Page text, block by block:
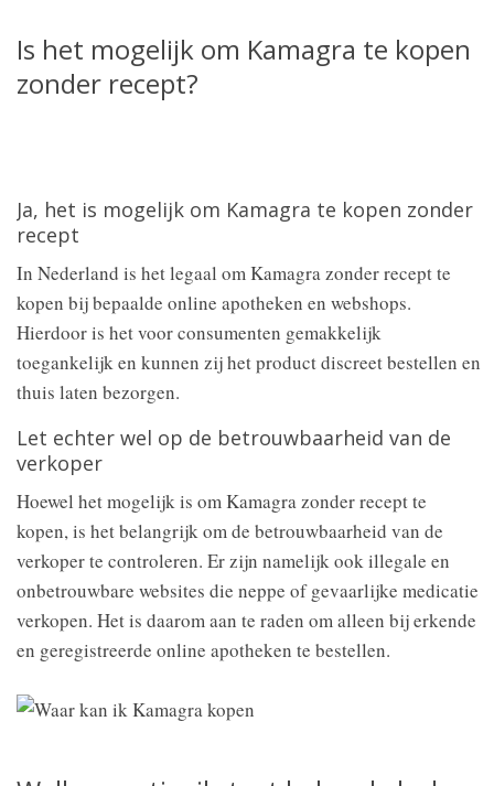
Is het mogelijk om Kamagra te kopen
zonder recept?
Ja, het is mogelijk om Kamagra te kopen zonder
recept
In Nederland is het legaal om Kamagra zonder recept te
kopen bij bepaalde online apotheken en webshops.
Hierdoor is het voor consumenten gemakkelijk
toegankelijk en kunnen zij het product discreet bestellen en
thuis laten bezorgen.
Let echter wel op de betrouwbaarheid van de
verkoper
Hoewel het mogelijk is om Kamagra zonder recept te
kopen, is het belangrijk om de betrouwbaarheid van de
verkoper te controleren. Er zijn namelijk ook illegale en
onbetrouwbare websites die neppe of gevaarlijke medicatie
verkopen. Het is daarom aan te raden om alleen bij erkende
en geregistreerde online apotheken te bestellen.